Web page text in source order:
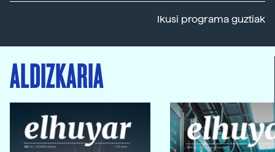
Ikusi programa guztiak
ALDIZKARIA